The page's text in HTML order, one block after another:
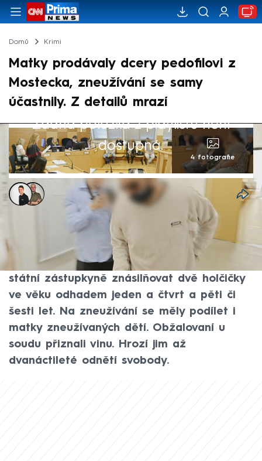
Domů Krimi
Matky prodávaly dcery pedofilovi z
Mostecka, zneužívání se samy
účastnily. Z detailů mrazí
Žádná položka z playlistu není
dostupná.
4 fotografie
Kristián Šujan, Antonin Roos
26. kvě 2024, 20:29
Krajský soud v Ústí nad Labem se zabýval
otřesným případem sexuálního zneužívání
dívek. Třiapadesátiletý muž měl podle
státní zástupkyně znásilňovat dvě holčičky
ve věku odhadem jeden a čtvrt a pěti či
šesti let. Na zneužívání se měly podílet i
matky zneužívaných dětí. Obžalovaní u
soudu přiznali vinu. Hrozí jim až
dvanáctileté odnětí svobody.